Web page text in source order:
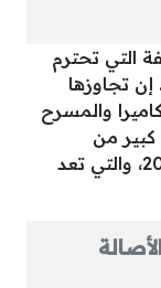
التي تحترم
تجاوزها
والمسرح
كبير من
الجمهور لأعمالها القادمة في موسم 2026، والتي تعد